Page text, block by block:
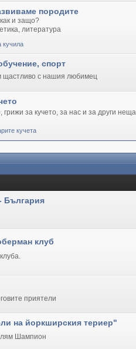
породите
и защо?
литература
кучила
спорт
щастливо с нашия любимец
грижи за кучето, за нас и за други неща
кучета
България
клуб
приятели
на йоркширския териер"
Шампион